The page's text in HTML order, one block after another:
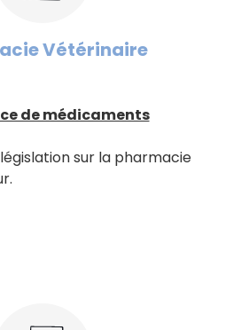
Vétérinaire
de médicaments
sur la pharmacie